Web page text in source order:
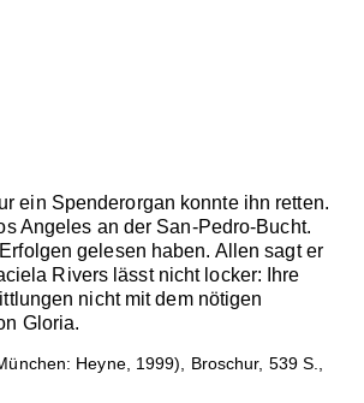
ein Spenderorgan konnte ihn retten.
Angeles an der San-Pedro-Bucht.
gelesen haben. Allen sagt er
Rivers lässt nicht locker: Ihre
nicht mit dem nötigen
Gloria.
Heyne, 1999), Broschur, 539 S.,